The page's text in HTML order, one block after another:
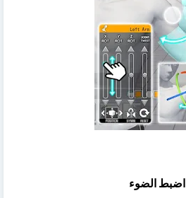
اضبط الضوء